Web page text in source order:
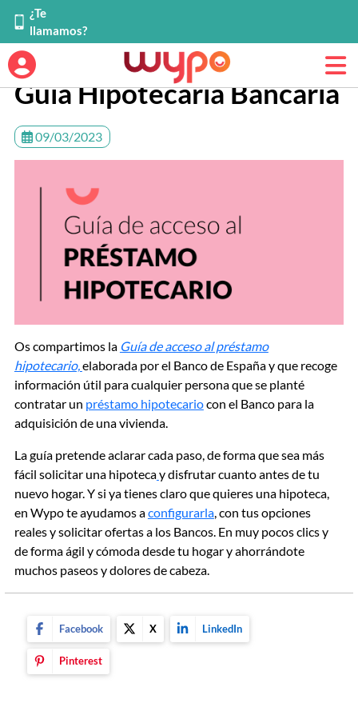
¿Te
llamamos?
Guía Hipotecaria Bancaria
09/03/2023
Os compartimos la Guía de acceso al préstamo
hipotecario,elaborada por el Banco de España y que recoge
información útil para cualquier persona que se planté
contratar un préstamo hipotecariocon el Banco para la
adquisición de una vivienda.
La guía pretende aclarar cada paso, de forma que sea más
fácil solicitar una hipotecay disfrutar cuanto antes de tu
nuevo hogar. Y si ya tienes claro que quieres una hipoteca,
en Wypo te ayudamos aconfigurarla, con tus opciones
reales y solicitar ofertas a los Bancos. En muy pocos clics y
de forma ágil y cómoda desde tu hogar y ahorrándote
muchos paseos y dolores de cabeza.
Facebook X LinkedIn
Pinterest